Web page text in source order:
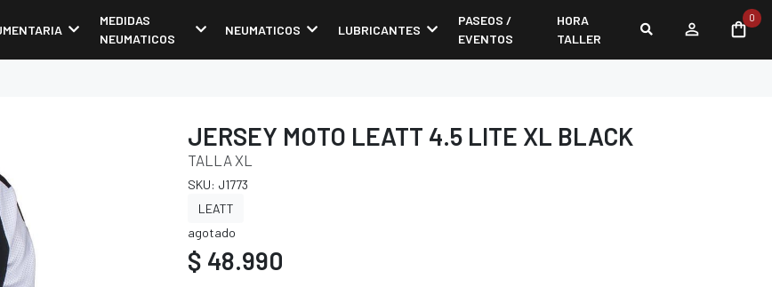
MEDIDAS
NEUMATICOS
NEUMATICOS LUBRICANTES
PASEOS /
EVENTOS
HORA
TALLER
0
JERSEY MOTO LEATT 4.5 LITE XL BLACK
TALLA XL
SKU: J1773
LEATT
agotado
$ 48.990